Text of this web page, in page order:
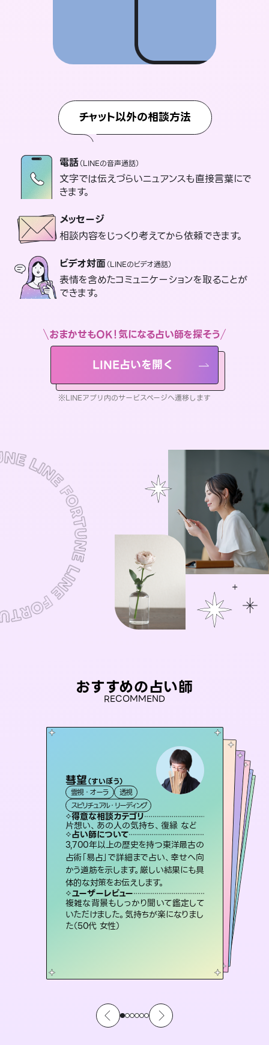
チャット以外の相談方法
電話（LINEの音声通話）
文字では伝えづらいニュアンスも直接言葉にで
きます。
メッセージ
相談内容をじっくり考えてから依頼できます。
ビデオ対面（LINEのビデオ通話）
表情を含めたコミュニケーションを取ることが
できます。
おまかせもOK！気になる占い師を探そう
LINE占いを開く
※LINEアプリ内のサービスページへ遷移します
おすすめの占い師
RECOMMEND
彗望（すいぼう）
霊視・オーラ
透視
スピリチュアル・リーディング
得意な相談カテゴリ
片想い、あの人の気持ち、復縁 など
占い師について
3,700年以上の歴史を持つ東洋最古の
占術「易占」で詳細まで占い、幸せへ向
かう道筋を示します。厳しい結果にも具
体的な対策をお伝えします。
ユーザーレビュー
複雑な背景もしっかり聞いて鑑定して
いただけました。気持ちが楽になりまし
た（50代 女性）
おう 霊感オラクル
霊視・オーラ
オラクルカード
得意な相談カテゴリ
恋愛総合、あの人の気持ち など
占い師について
霊視×オラクルカードを使って「今」と
「未来」そして「気になるあの人の気持
ち」まで丁寧に読み解き、恋や人生のヒ
ントを優しく引き出します。
ユーザーレビュー
不安な気持ちが嘘みたいに晴れまし
た…！よく視えていらっしゃるんだなと
感じました（40代 女性）
アイリス -iris-
西洋占星術 タロット
ルーン
得意な相談カテゴリ
恋愛総合、片想い、二人の未来 など
占い師について
復縁、恋愛、不倫の行方、同性愛や片
思い、仕事関係や借金問題まで知りた
いことや心の負担になっていることを
紐解き、背中をそっと押して導きます。
ユーザーレビュー
安心感のあり、言い切ってくれる所や濁
さない鑑定のおかげで、毎回自分の気
持ちを整えられます（30代 男性）
桃源珠羽 とうげんみう
霊視・オーラ
スピリチュアル・リーディング
得意な相談カテゴリ
片想い、あの人の気持ち、復縁 など
占い師について
恋愛のお悩みの中でも特に「曖昧な関係」の相談を得意としており、友達以上恋人未満なお相手との今後や本音を丁寧に読み解き恋愛成就へと導きます。
ユーザーレビュー
鑑定していただいてアドバイス通りに行
動すると仲が復活してきました。ありが
とうございました（40代 女性）
未来視師＊花
霊視・オーラ
スピリチュアル・リーディング
得意な相談カテゴリ
出逢い、片想い、復縁 など
占い師について
未来には何パターンもの選択肢があり
ます。不安で視えにくくなっているあな
たの素敵な未来を見つけ、その未来を
選択できるようアドバイスします。
ユーザーレビュー
職場の人の性質や人間関係、本心など
本当によく視えていてびっくり。対策が
打てて前向きになれます（40代）
セラピスト理恵
霊視・オーラ タロット
スピリチュアル・リーディング
得意な相談カテゴリ
片想い、二人の未来、年の差 など
占い師について
連絡再開、復縁、成就などの報告実績
多数。セラピストとして2万超の施術経
験があるからこそできる鑑定で、より良
い未来をサポートします。
ユーザーレビュー
とても心温まる鑑定でした。しかもこち
らは何も言っていないのに視えていらっ
しゃるんだなと驚きです（30代女性）